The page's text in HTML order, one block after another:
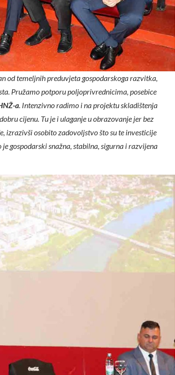
od temeljnih preduvjeta gospodarskoga razvitka,
Pružamo potporu poljoprivrednicima, posebice
a. Intenzivno radimo i na projektu skladištenja
cijenu. Tu je i ulaganje u obrazovanje jer bez
izrazivši osobito zadovoljstvo što su te investicije
gospodarski snažna, stabilna, sigurna i razvijena